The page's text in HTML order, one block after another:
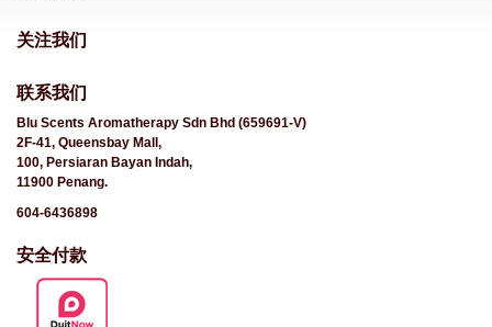
关注我们
联系我们
Blu Scents Aromatherapy Sdn Bhd (659691-V)
2F-41, Queensbay Mall,
100, Persiaran Bayan Indah,
11900 Penang.
604-6436898
安全付款